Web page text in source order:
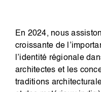
En 2024, nous
croissante de
l’identité régionale
architectes et les
traditions